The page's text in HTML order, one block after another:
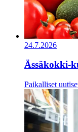
24.7.2026
Ässäkokki-
Paikalliset